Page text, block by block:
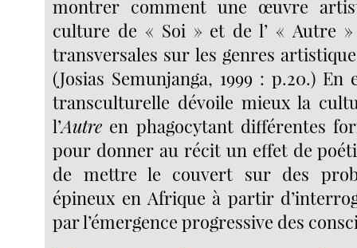
montrer comment une œuvre
culture de « Soi » et de l’ « Autre
transversales sur les genres
(Josias Semunjanga, 1999 : p.20.)
transculturelle dévoile mieux la
l’Autre en phagocytant différentes
pour donner au récit un effet de
de mettre le couvert sur des
épineux en Afrique à partir
par l’émergence progressive des